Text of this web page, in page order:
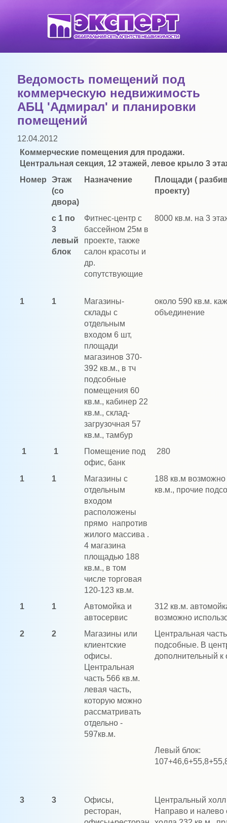
Ведомость помещений под
коммерческую недвижимость
АБЦ 'Адмирал' и планировки
помещений
12.04.2012
Коммерческие помещения для продажи.
Центральная секция, 12 этажей, левое крыло 3
Номер
Этаж
(со
двора)
Назначение
Площади (
проекту)
с 1 по
3
левый
блок
Фитнес-центр с
бассейном 25м в
проекте, также
салон красоты и
др.
сопутствующие
8000 кв.м. на 3
1 1
Магазины-
склады с
отдельным
входом 6 шт,
площади
магазинов 370-
392 кв.м., в тч
подсобные
помещения 60
кв.м., кабинер 22
кв.м., склад-
загрузочная 57
кв.м., тамбур
около 590 кв.м.
объединение
1 1
Помещение под
офис, банк
280
1 1
Магазины с
отдельным
входом
расположены
прямо напротив
жилого массива .
4 магазина
площадью 188
кв.м., в том
числе торговая
120-123 кв.м.
188 кв.м возможно
кв.м., прочие
1 1
Автомойка и
автосервис
312 кв.м.
возможно
2
2
Магазины или
клиентские
офисы.
Центральная
часть 566 кв.м.
левая часть,
которую можно
рассматривать
отдельно -
597кв.м.
Центральная
подсобные. В
дополнительный
Левый блок:
3 3
Офисы,
ресторан,
Центральный
Направо и